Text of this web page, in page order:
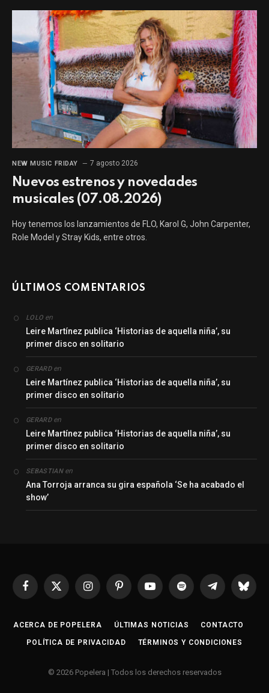
NEW MUSIC FRIDAY 7 agosto 2026
Nuevos estrenos y novedades
musicales (07.08.2026)
Hoy tenemos los lanzamientos de FLO, Karol G, John Carpenter,
Role Model y Stray Kids, entre otros.
ÚLTIMOS COMENTARIOS
LOLO en
Leire Martínez publica ‘Historias de aquella niña’, su
primer disco en solitario
GERARDen
Leire Martínez publica ‘Historias de aquella niña’, su
primer disco en solitario
GERARDen
Leire Martínez publica ‘Historias de aquella niña’, su
primer disco en solitario
SEBASTIANen
Ana Torroja arranca su gira española ‘Se ha acabado el
show’
Facebook
X
InstagramPinterestYouTubeSpotify Telegrama
ACERCA DE POPELERA ÚLTIMAS NOTICIAS CONTACTO
POLÍTICA DE PRIVACIDAD TÉRMINOS Y CONDICIONES
© 2026 Popelera | Todos los derechos reservados